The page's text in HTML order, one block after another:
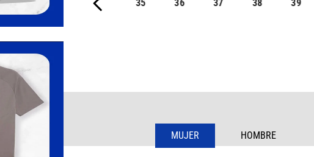
35 36 37 38 39
MUJER HOMBRE